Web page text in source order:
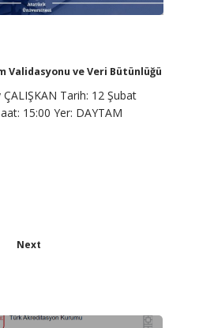
Validasyonu ve Veri Bütünlüğü
ÇALIŞKAN Tarih: 12 Şubat
15:00 Yer: DAYTAM
Next